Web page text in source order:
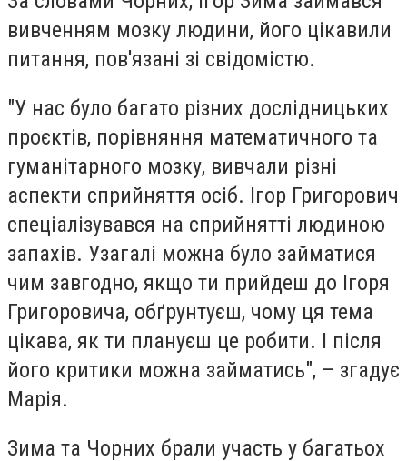
вивченням мозку людини, його цікавили
питання, пов'язані зі свідомістю.
"У нас було багато різних дослідницьких
проєктів, порівняння математичного та
гуманітарного мозку, вивчали різні
аспекти сприйняття осіб. Ігор Григорович
спеціалізувався на сприйнятті людиною
запахів. Узагалі можна було займатися
чим завгодно, якщо ти прийдеш до Ігоря
Григоровича, обґрунтуєш, чому ця тема
цікава, як ти плануєш це робити. І після
його критики можна займатись", – згадує
Марія.
Зима та Чорних брали участь у багатьох